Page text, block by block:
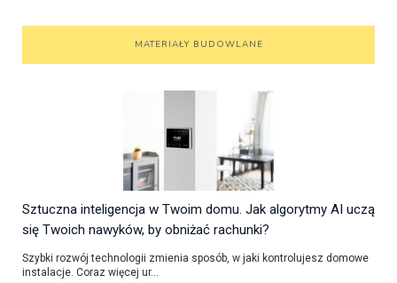
MATERIAŁY BUDOWLANE
Sztuczna inteligencja w Twoim domu. Jak algorytmy AI uczą
się Twoich nawyków, by obniżać rachunki?
Szybki rozwój technologii zmienia sposób, w jaki kontrolujesz domowe
instalacje. Coraz więcej ur...